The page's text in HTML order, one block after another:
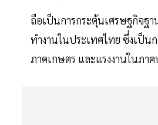
ถือเป็นการกระตุ้นเศรษฐกิจฐ
ทำงานในประเทศไทย ซึ่งเป็น
ภาคเกษตร และแรงงานในภาค